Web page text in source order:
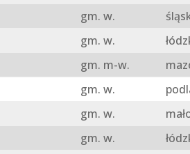
gm. w.
gm. w.
gm. m-w.
gm. w.
gm. w.
gm. w.